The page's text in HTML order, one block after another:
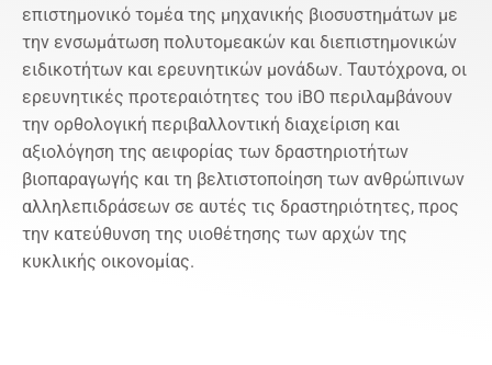
επιστημονικό τομέα της μηχανικής βιοσυστημάτων με
την ενσωμάτωση πολυτομεακών και διεπιστημονικών
ειδικοτήτων και ερευνητικών μονάδων. Ταυτόχρονα, οι
ερευνητικές προτεραιότητες του iBO περιλαμβάνουν
την ορθολογική περιβαλλοντική διαχείριση και
αξιολόγηση της αειφορίας των δραστηριοτήτων
βιοπαραγωγής και τη βελτιστοποίηση των ανθρώπινων
αλληλεπιδράσεων σε αυτές τις δραστηριότητες, προς
την κατεύθυνση της υιοθέτησης των αρχών της
κυκλικής οικονομίας.